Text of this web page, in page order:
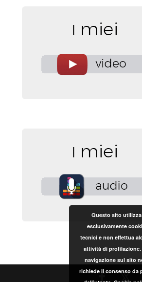
Questo sito utilizza
esclusivamente
tecnici e non effettua
attività di profilazione.
navigazione sul sito
richiede il consenso da